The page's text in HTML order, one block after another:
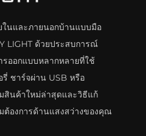
ในและภายนอกบ้านแบบมือ
LIGHT ด้วยประสบการณ์
รออกแบบหลากหลายที่ใช้
รี่ ชาร์จผ่าน USB หรือ
สินค้าใหม่ล่าสุดและวิธีแก้
องการด้านแสงสว่างของคุณ